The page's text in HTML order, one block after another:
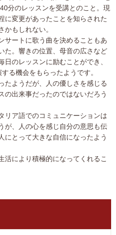
分のレッスンを受講とのこと。現
に変更があったことを知らされた
かもしれない。
サートに歌う曲を決めることもあ
た。響きの位置、母音の広さなど
のレッスンに励むことができ、
る機会をもらったようです。
たようだが、人の優しさを感じる
の出来事だったのではないだろう
リア語でのコミュニケーションは
が、人の心を感じ自分の意思も伝
にとって大きな自信になったよう
活により積極的になってくれるこ